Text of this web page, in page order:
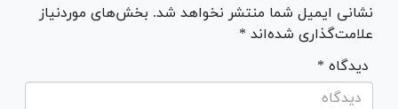
نشانی ایمیل شما منتشر نخواهد شد. بخش‌های موردنیاز
علامت‌گذاری شده‌اند *
* دیدگاه